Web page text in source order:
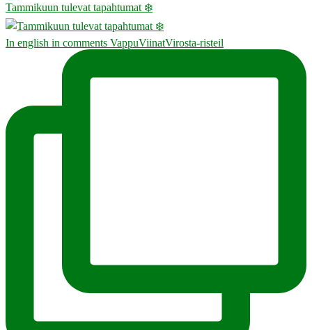
Tammikuun tulevat tapahtumat ❄️
In english in comments VappuViinatVirosta-risteil